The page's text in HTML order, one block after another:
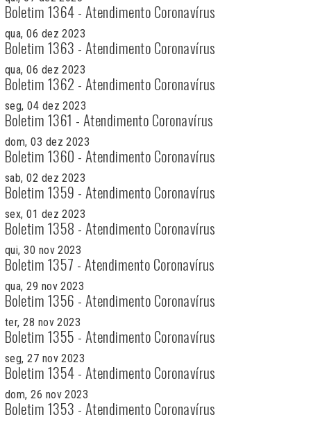
Boletim 1364 - Atendimento Coronavírus
qua, 06 dez 2023
Boletim 1363 - Atendimento Coronavírus
qua, 06 dez 2023
Boletim 1362 - Atendimento Coronavírus
seg, 04 dez 2023
Boletim 1361 - Atendimento Coronavírus
dom, 03 dez 2023
Boletim 1360 - Atendimento Coronavírus
sab, 02 dez 2023
Boletim 1359 - Atendimento Coronavírus
sex, 01 dez 2023
Boletim 1358 - Atendimento Coronavírus
qui, 30 nov 2023
Boletim 1357 - Atendimento Coronavírus
qua, 29 nov 2023
Boletim 1356 - Atendimento Coronavírus
ter, 28 nov 2023
Boletim 1355 - Atendimento Coronavírus
seg, 27 nov 2023
Boletim 1354 - Atendimento Coronavírus
dom, 26 nov 2023
Boletim 1353 - Atendimento Coronavírus